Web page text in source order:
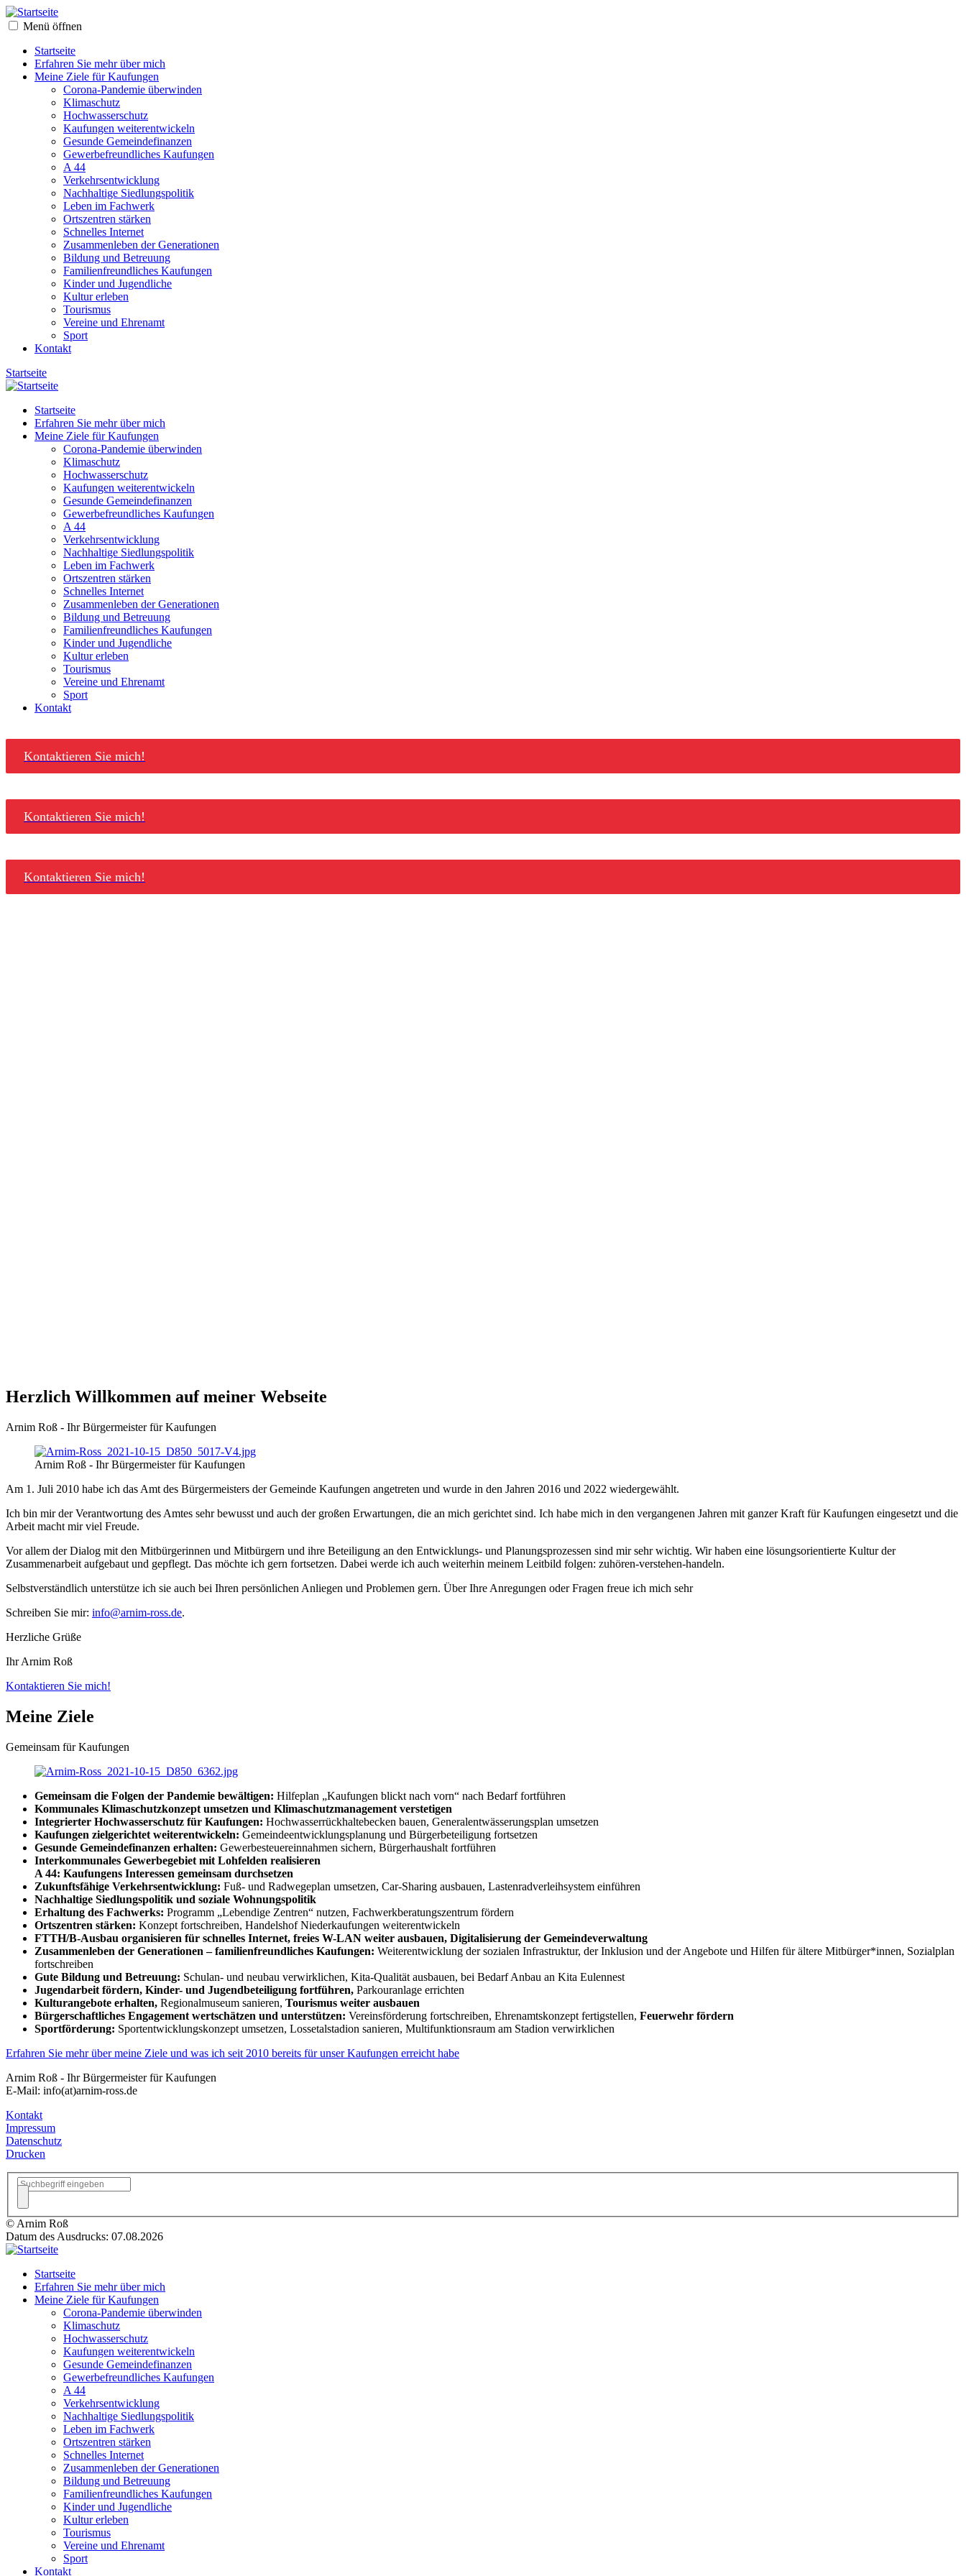
Menü öffnen
Startseite
Erfahren Sie mehr über mich
Meine Ziele für Kaufungen
Corona-Pandemie überwinden
Klimaschutz
Hochwasserschutz
Kaufungen weiterentwickeln
Gesunde Gemeindefinanzen
Gewerbefreundliches Kaufungen
A 44
Verkehrsentwicklung
Nachhaltige Siedlungspolitik
Leben im Fachwerk
Ortszentren stärken
Schnelles Internet
Zusammenleben der Generationen
Bildung und Betreuung
Familienfreundliches Kaufungen
Kinder und Jugendliche
Kultur erleben
Tourismus
Vereine und Ehrenamt
Sport
Kontakt
Startseite
Startseite
Erfahren Sie mehr über mich
Meine Ziele für Kaufungen
Corona-Pandemie überwinden
Klimaschutz
Hochwasserschutz
Kaufungen weiterentwickeln
Gesunde Gemeindefinanzen
Gewerbefreundliches Kaufungen
A 44
Verkehrsentwicklung
Nachhaltige Siedlungspolitik
Leben im Fachwerk
Ortszentren stärken
Schnelles Internet
Zusammenleben der Generationen
Bildung und Betreuung
Familienfreundliches Kaufungen
Kinder und Jugendliche
Kultur erleben
Tourismus
Vereine und Ehrenamt
Sport
Kontakt
Kontaktieren Sie mich!
Kontaktieren Sie mich!
Kontaktieren Sie mich!
Herzlich Willkommen auf meiner Webseite
Arnim Roß - Ihr Bürgermeister für Kaufungen
Arnim Roß - Ihr Bürgermeister für Kaufungen
Am 1. Juli 2010 habe ich das Amt des Bürgermeisters der Gemeinde Kaufungen angetreten und wurde in den Jahren 2016 und 2022 wiedergewählt.
Ich bin mir der Verantwortung des Amtes sehr bewusst und auch der großen Erwartungen, die an mich gerichtet sind. Ich habe mich in den vergangenen Jahren mit ganzer Kraft für Kaufungen eingesetzt und die
Arbeit macht mir viel Freude.
Vor allem der Dialog mit den Mitbürgerinnen und Mitbürgern und ihre Beteiligung an den Entwicklungs- und Planungsprozessen sind mir sehr wichtig. Wir haben eine lösungsorientierte Kultur der
Zusammenarbeit aufgebaut und gepflegt. Das möchte ich gern fortsetzen. Dabei werde ich auch weiterhin meinem Leitbild folgen: zuhören-verstehen-handeln.
Selbstverständlich unterstütze ich sie auch bei Ihren persönlichen Anliegen und Problemen gern. Über Ihre Anregungen oder Fragen freue ich mich sehr
Schreiben Sie mir: info@arnim-ross.de.
Herzliche Grüße
Ihr Arnim Roß
Kontaktieren Sie mich!
Meine Ziele
Gemeinsam für Kaufungen
Gemeinsam die Folgen der Pandemie bewältigen: Hilfeplan „Kaufungen blickt nach vorn“ nach Bedarf fortführen
Kommunales Klimaschutzkonzept umsetzen und Klimaschutzmanagement verstetigen
Integrierter Hochwasserschutz für Kaufungen: Hochwasserrückhaltebecken bauen, Generalentwässerungsplan umsetzen
Kaufungen zielgerichtet weiterentwickeln: Gemeindeentwicklungsplanung und Bürgerbeteiligung fortsetzen
Gesunde Gemeindefinanzen erhalten: Gewerbesteuereinnahmen sichern, Bürgerhaushalt fortführen
Interkommunales Gewerbegebiet mit Lohfelden realisieren
A 44: Kaufungens Interessen gemeinsam durchsetzen
Zukunftsfähige Verkehrsentwicklung: Fuß- und Radwegeplan umsetzen, Car-Sharing ausbauen, Lastenradverleihsystem einführen
Nachhaltige Siedlungspolitik und soziale Wohnungspolitik
Erhaltung des Fachwerks: Programm „Lebendige Zentren“ nutzen, Fachwerkberatungszentrum fördern
Ortszentren stärken: Konzept fortschreiben, Handelshof Niederkaufungen weiterentwickeln
FTTH/B-Ausbau organisieren für schnelles Internet, freies W-LAN weiter ausbauen, Digitalisierung der Gemeindeverwaltung
Zusammenleben der Generationen – familienfreundliches Kaufungen: Weiterentwicklung der sozialen Infrastruktur, der Inklusion und der Angebote und Hilfen für ältere Mitbürger*innen, Sozialplan
fortschreiben
Gute Bildung und Betreuung: Schulan- und neubau verwirklichen, Kita-Qualität ausbauen, bei Bedarf Anbau an Kita Eulennest
Jugendarbeit fördern, Kinder- und Jugendbeteiligung fortführen, Parkouranlage errichten
Kulturangebote erhalten, Regionalmuseum sanieren, Tourismus weiter ausbauen
Bürgerschaftliches Engagement wertschätzen und unterstützen: Vereinsförderung fortschreiben, Ehrenamtskonzept fertigstellen, Feuerwehr fördern
Sportförderung: Sportentwicklungskonzept umsetzen, Lossetalstadion sanieren, Multifunktionsraum am Stadion verwirklichen
Erfahren Sie mehr über meine Ziele und was ich seit 2010 bereits für unser Kaufungen erreicht habe
Arnim Roß - Ihr Bürgermeister für Kaufungen
E-Mail: info(at)arnim-ross.de
Kontakt
Impressum
Datenschutz
Drucken
© Arnim Roß
Datum des Ausdrucks: 07.08.2026
Startseite
Erfahren Sie mehr über mich
Meine Ziele für Kaufungen
Corona-Pandemie überwinden
Klimaschutz
Hochwasserschutz
Kaufungen weiterentwickeln
Gesunde Gemeindefinanzen
Gewerbefreundliches Kaufungen
A 44
Verkehrsentwicklung
Nachhaltige Siedlungspolitik
Leben im Fachwerk
Ortszentren stärken
Schnelles Internet
Zusammenleben der Generationen
Bildung und Betreuung
Familienfreundliches Kaufungen
Kinder und Jugendliche
Kultur erleben
Tourismus
Vereine und Ehrenamt
Sport
Kontakt